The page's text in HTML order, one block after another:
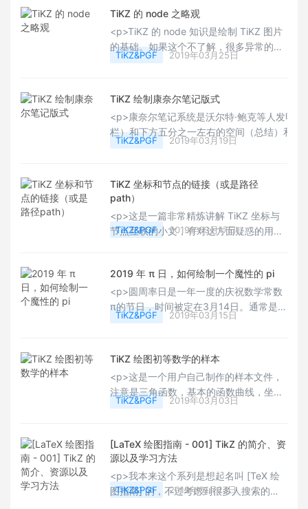
控制，主要是针对这三者进行。</p><p
style="white-space: normal;">首先图形
的部分，图形包括尺寸线条和图形着色等
部分，图形种类前文已提，基本上是长方
形和圆形，图形的线条部分，前面也提过
TiKZ 的 node 之略观
<p>TiKZ 的 node 知识是绘制 TiKZ 图片
的基础。如果这个不了解，很多异常的情
况不知道如何处理。本文的基本知识帮助
有所帮助。Happy LaTeXing！~<br/>
TiKZ&PGF 2019年03月25日
TiKZ 绘制康奈尔笔记版式
<p>康奈尔笔记系统是沃尔特·鲍克等人发明
栏）和下方五分之一左右的空间（总结）和
href="https://baike.baidu.com/item/
TiKZ&PGF 2019年03月19日
TiKZ 坐标和节点的链接（或是路径
path）
<p>这是一篇非常精炼讲解 TiKZ 坐标与
节点互联的小文，有对这方面疑惑的用
TiKZing！~</p>
TiKZ&PGF 2019年03月17日
2019 年 π 日，如何绘制一个魔性的 pi
<p>圆周率日是一年一度的庆祝数学常数
π的节日，时间被定在3月14日。通常是在
下午1时59分庆祝，以象征圆周率的六位
以象征圆周率的八位近似值3.1415926；
习惯24小时记时的人在凌晨1时59分或者
下午3时9分（15时9分）庆祝。全球各地
的一些大学数学系在这天举办派对。（选
自：百度百科）那么多 TeX 大牛玩得嗨得
TiKZ&PGF 2019年03月15日
TiKZ 绘图初等数学的样本
<p>这是一个用户自己制作的样本文件，
注意是三角函数，基本的函数曲线，坐标
系等简单的初等数学的 TiKZ 绘图样本，
Happy TiKZing！~</p>
TiKZ&PGF 2019年03月03日
[LaTeX 绘图指南 - 001] TikZ 的简介、资
源以及学习方法
<p>我本来这个系列是想起名叫 [TeX 绘
图指南] 的，不过考虑到很多人搜索的时
TiKZ&PGF 2019年01月27日